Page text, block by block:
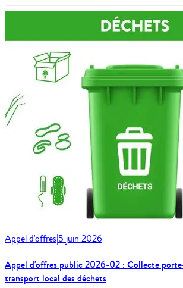
Appel d'offres|5 juin 2026
Appel d'offres public 2026-02 : Collecte
transport local des déchets